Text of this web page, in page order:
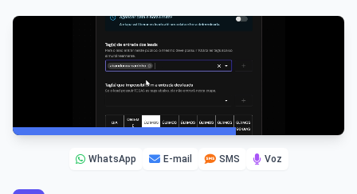
WhatsApp E-mail SMS Voz